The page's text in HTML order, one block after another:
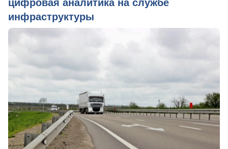
цифровая аналитика на службе
инфраструктуры